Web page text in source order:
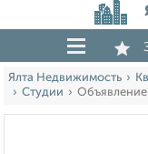
Ялта Недвижимость
Студии